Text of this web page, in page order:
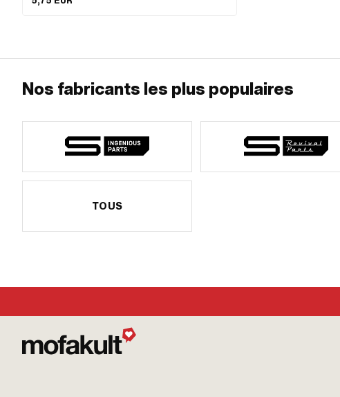
Nos fabricants les plus populaires
TOUS